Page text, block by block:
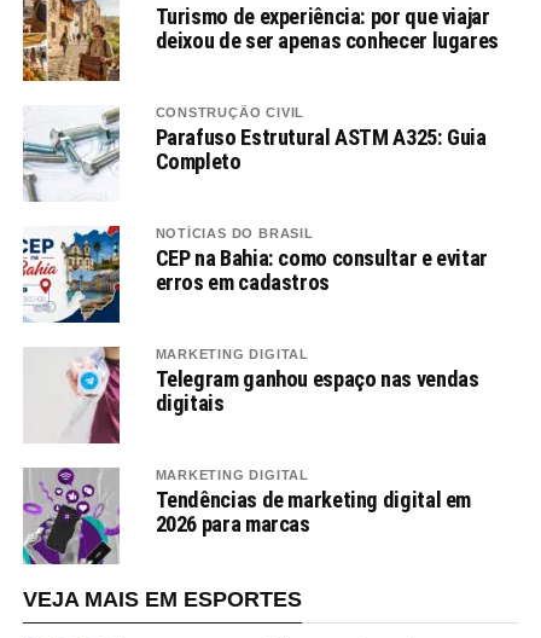
Turismo de experiência: por que viajar
deixou de ser apenas conhecer lugares
CONSTRUÇÃO CIVIL
Parafuso Estrutural ASTM A325: Guia
Completo
NOTÍCIAS DO BRASIL
CEP na Bahia: como consultar e evitar
erros em cadastros
MARKETING DIGITAL
Telegram ganhou espaço nas vendas
digitais
MARKETING DIGITAL
Tendências de marketing digital em
2026 para marcas
VEJA MAIS EM ESPORTES